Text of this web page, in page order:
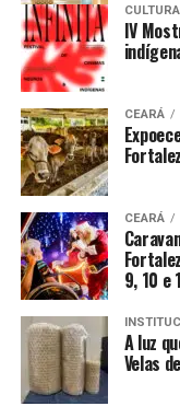
CULTURA
IV
CEARÁ
CEARÁ
9, 10 e
A luz
Velas